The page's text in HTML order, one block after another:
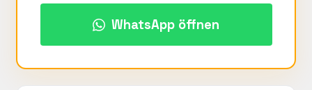
WhatsApp öffnen